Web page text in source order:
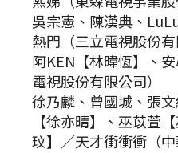
吳宗憲、陳漢典、
熱門（三立電視股份有
阿KEN【林暐恆】、
電視股份有限公司）
徐乃麟、曾國城、張
【徐亦晴】、巫苡萱
玟】／天才衝衝衝（中